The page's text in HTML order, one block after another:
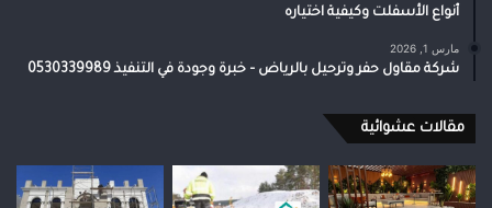
أنواع الأسفلت وكيفية اختياره
مارس 1, 2026
شركة مقاول حفر وترحيل بالرياض – خبرة وجودة في التنفيذ 0530339989
مقالات عشوائية